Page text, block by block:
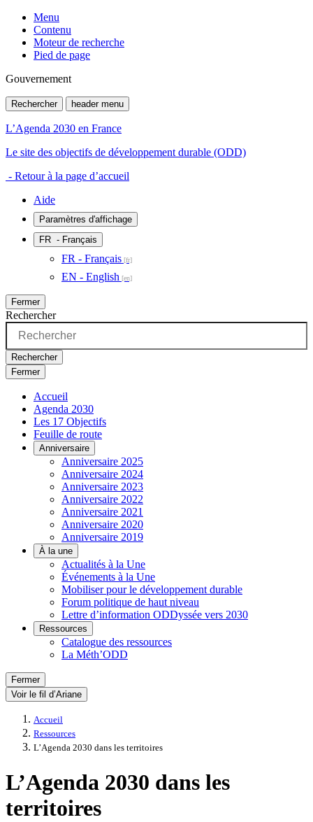
Menu
Contenu
Moteur de recherche
Pied de page
Gouvernement
Rechercher header menu
L’Agenda 2030 en France
Le site des objectifs de développement durable (ODD)
- Retour à la page d’accueil
Aide
Paramètres d'affichage
FR - Français
FR - Français
EN - English
Fermer
Rechercher
Rechercher
Fermer
Accueil
Agenda 2030
Les 17 Objectifs
Feuille de route
Anniversaire
Anniversaire 2025
Anniversaire 2024
Anniversaire 2023
Anniversaire 2022
Anniversaire 2021
Anniversaire 2020
Anniversaire 2019
À la une
Actualités à la Une
Événements à la Une
Mobiliser pour le développement durable
Forum politique de haut niveau
Lettre d’information ODDyssée vers 2030
Ressources
Catalogue des ressources
La Méth’ODD
Fermer
Voir le fil d’Ariane
Accueil
Ressources
L’Agenda 2030 dans les territoires
L’Agenda 2030 dans les
territoires